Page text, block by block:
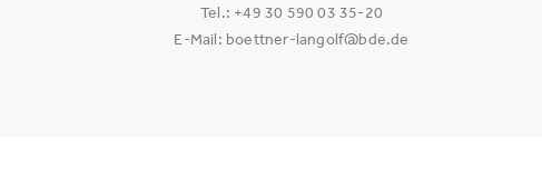
Tel.: +49 30 590 03 35-20
E-Mail: boettner-langolf@bde.de